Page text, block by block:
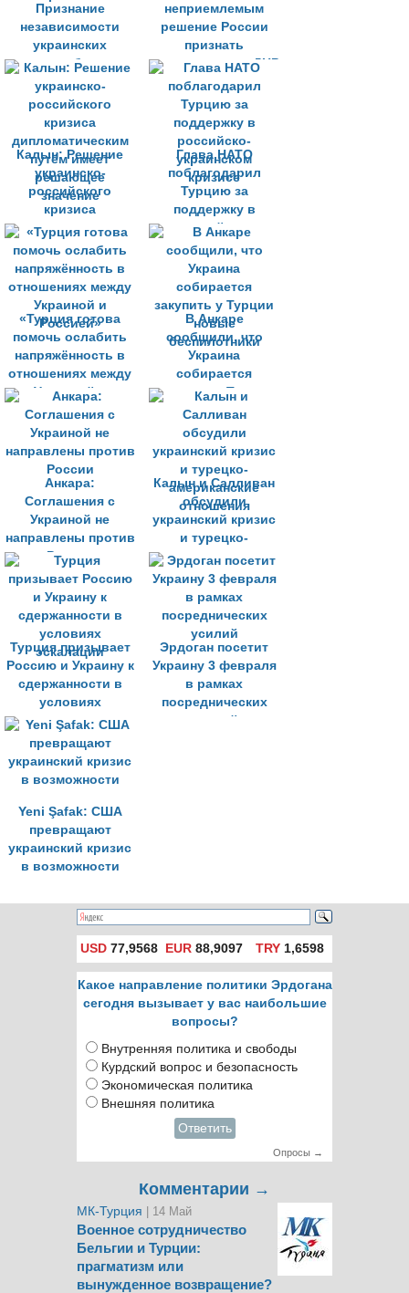
Признание
независимости
украинских
республик
неприемлемо
неприемлемым
решение России
признать
независимость ДНР
и ЛНР
Калын: Решение
украинско-
российского
кризиса
дипломатическим
путём имеет
решающее
значение
Глава НАТО
поблагодарил
Турцию за
поддержку в
российско-
украинском
кризисе
«Турция готова
помочь ослабить
напряжённость в
отношениях между
Украиной и
Россией»
В Анкаре
сообщили, что
Украина
собирается
закупить у Турции
новые
беспилотники
Анкара:
Соглашения с
Украиной не
направлены против
России
Калын и Салливан
обсудили
украинский кризис
и турецко-
американские
отношения
Турция призывает
Россию и Украину к
сдержанности в
условиях
эскалации
Эрдоган посетит
Украину 3 февраля
в рамках
посреднических
усилий
Yeni Şafak: США
превращают
украинский кризис
в возможности
USD 77,9568 EUR 88,9097 TRY1,6598
Какое направление политики Эрдогана
сегодня вызывает у вас наибольшие
вопросы?
Внутренняя политика и свободы
Курдский вопрос и безопасность
Экономическая политика
Внешняя политика
Ответить
Опросы →
Комментарии →
МК-Турция | 14 Май
Военное сотрудничество
Бельгии и Турции:
прагматизм или
вынужденное возвращение?